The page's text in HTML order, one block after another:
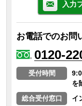
入力
お電話でのお問
0120-
受付時間
を
総合受付窓口
イ